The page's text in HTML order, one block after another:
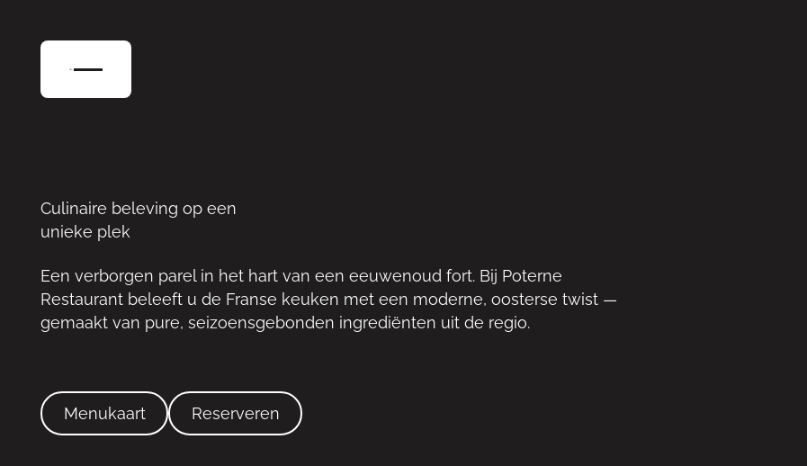
Culinaire beleving op een
unieke plek
Een verborgen parel in het hart van een eeuwenoud fort. Bij Poterne
Restaurant beleeft u de Franse keuken met een moderne, oosterse twist —
gemaakt van pure, seizoensgebonden ingrediënten uit de regio.
Menukaart Reserveren